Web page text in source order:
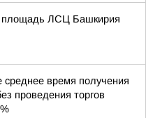
площадь ЛСЦ Башкирия
среднее время получения
проведения торгов